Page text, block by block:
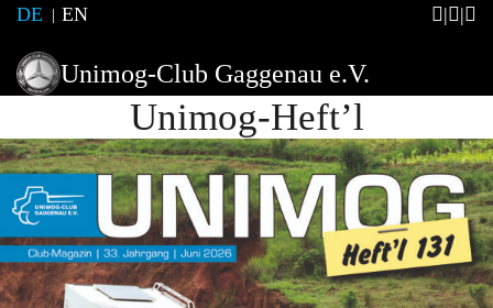
DE EN
Unimog-Club Gaggenau e.V.
Unimog-Heft’l